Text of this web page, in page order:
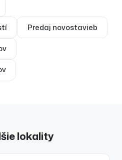
Predaj novostavieb
lokality